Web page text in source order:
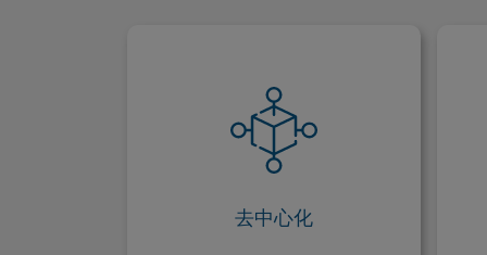
去中心化
與其他加密貨幣一樣，瑞波幣是去
中心化的，這意味著它不受任何單
一實體（如政府）控制。